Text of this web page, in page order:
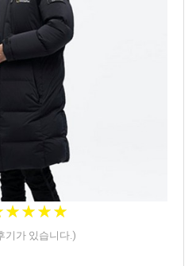
★★★★
★★★★
기가 있습니다.)